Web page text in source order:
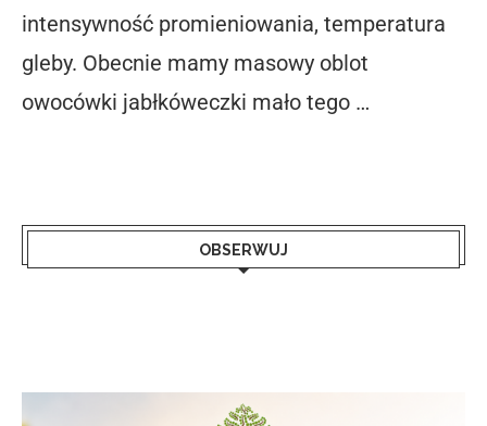
intensywność promieniowania, temperatura
gleby. Obecnie mamy masowy oblot
owocówki jabłkóweczki mało tego …
OBSERWUJ